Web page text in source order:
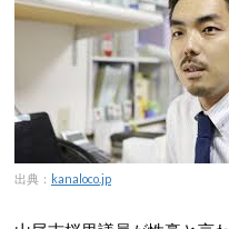
出典： kanaloco.jp